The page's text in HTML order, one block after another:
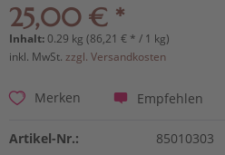
25,00 € *
Inhalt:0.29 kg (86,21 € * / 1 kg)
inkl. MwSt. zzgl. Versandkosten
Merken Empfehlen
Artikel-Nr.: 85010303